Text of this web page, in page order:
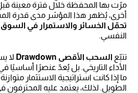
مرّت بها المحفظة خلال فترة معينة
أخرى، يُظهر هذا المؤشر مدى قدرة
تحمّل الخسائر والاستمرار في السوق
النفسي.
تتبّع السحب الأقصى Drawdown
لا
الأداء التاريخي. بل يُعدّ عنصرًا أساسيًا
ما إذا كانت استراتيجية الاستثمار
الطويل. لذلك، يعتمد عليه المحترفون